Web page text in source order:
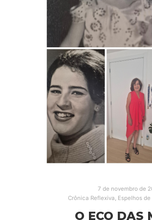
7 de novembro de
Crônica Reflexiva, Espelhos
O ECO DAS